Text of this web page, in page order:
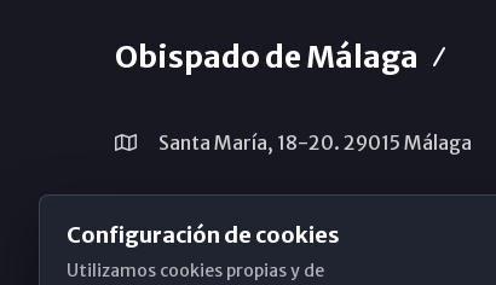
Obispado de Málaga
Santa María, 18-20. 29015 Málaga
(+34) 952 224 386
obispado@diocesismalaga.es
Configuración de cookies
Utilizamos cookies propias y de